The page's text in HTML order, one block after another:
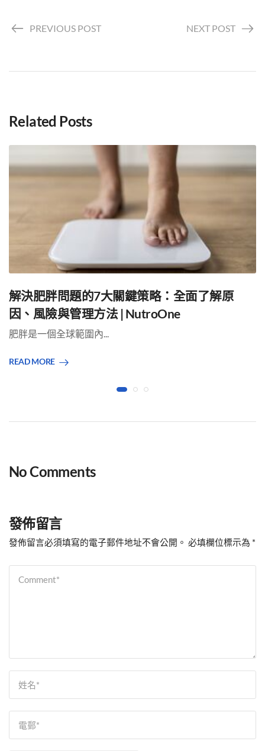
PREVIOUS POST NEXT POST
Related Posts
解決肥胖問題的7大關鍵策略：全面了解原
因、風險與管理方法 | NutroOne
肥胖是一個全球範圍內...
READ MORE
No Comments
發佈留言
發佈留言必須填寫的電子郵件地址不會公開。 必填欄位標示為 *